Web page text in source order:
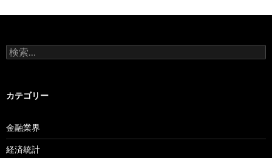
検
索:
カテゴリー
金融業界
経済統計